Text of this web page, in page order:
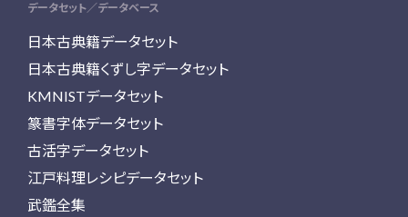
データセット／データベース
日本古典籍データセット
日本古典籍くずし字データセット
KMNISTデータセット
篆書字体データセット
古活字データセット
江戸料理レシピデータセット
武鑑全集